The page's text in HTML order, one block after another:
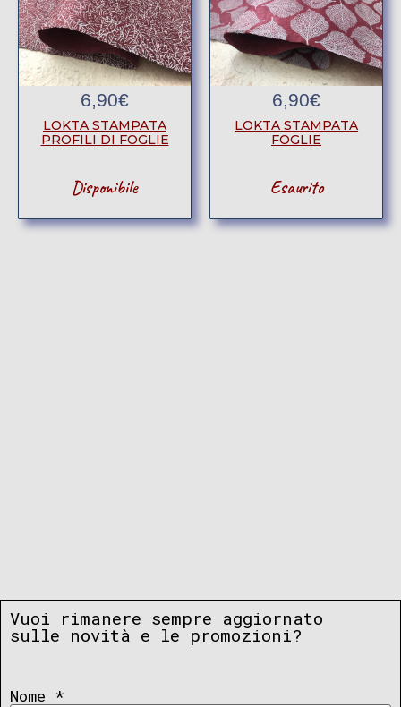
6,90€
LOKTA STAMPATA
PROFILI DI FOGLIE
Disponibile
6,90€
LOKTA STAMPATA
FOGLIE
Esaurito
Vuoi rimanere sempre aggiornato
sulle novità e le promozioni?
Nome *